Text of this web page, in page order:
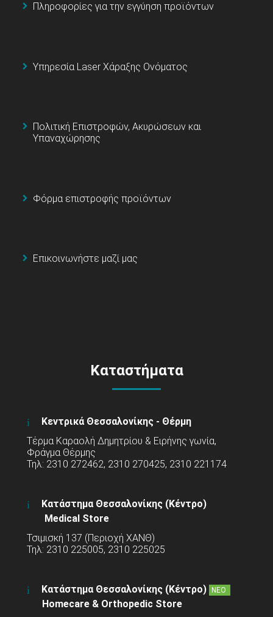
Πληροφορίες για την εγγύηση προϊόντων
Υπηρεσία Laser Χάραξης Ονόματος
Πολιτική Επιστροφών, Ακυρώσεων και
Υπαναχώρησης
Φόρμα επιστροφής προϊόντων
Επικοινωνήστε μαζί μας
Καταστήματα
Κεντρικά Θεσσαλονίκης - Θέρμη
Τέρμα Καραολή Δημητρίου & Ειρήνης γωνία,
Φράγμα Θέρμης
Τηλ: 2310 272462, 2310 270425, 2310 221174
Κατάστημα Θεσσαλονίκης (Κέντρο)
Medical Store
Τσιμισκή 137 (Περιοχή ΧΑΝΘ)
Τηλ: 2310 225005, 2310 225025
Κατάστημα Θεσσαλονίκης (Κέντρο) ΝΕΟ
Homecare & Orthopedic Store